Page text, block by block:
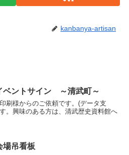
kanbanya-artisan
ベントサイン ～清武町～
刷様からのご依頼です。(データ支
。興味のある方は、清武歴史資料館へ
場吊看板